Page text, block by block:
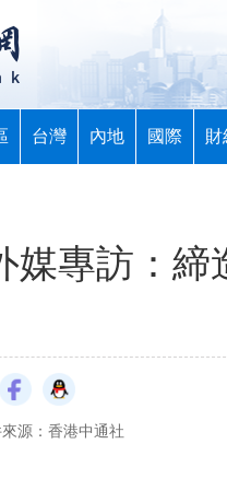
台灣 內地 國際 財
媒專訪：締
源：香港中通社